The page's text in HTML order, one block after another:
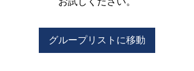
グループリストに移動